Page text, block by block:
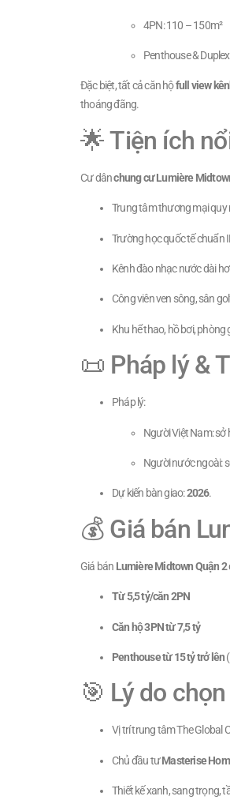
4PN: 110 – 150m²
Penthouse &
Đặc biệt, tất cả căn hộfull view
thoáng đãng.
🌟 Tiện ích
Cư dânchung cư Lumière
Trung tâm thương mại quy
Trường học quốc tế chuẩn
Kênh đào nhạc nước dài
Công viên ven sông, sân
Khu hể thao, hồ bơi, phòng
📜 Pháp lý &
Pháp lý:
Người Việt Nam: sở
Người nước ngoài:
Dự kiến bàn giao:2026.
💰 Giá bán
Giá bán Lumière Midtown Quận 2
Từ 5,5 tỷ/căn 2PN
Căn hộ 3PN từ 7,5 tỷ
Penthouse từ 15 tỷ trở lên
🎯 Lý do
Vị trí trung tâm The Global
Chủ đầu tưMasterise
Thiết kế xanh, sang trọng,